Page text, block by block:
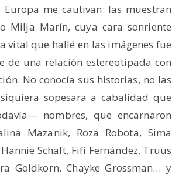
me cautivan: las muestran
Milja Marín, cuya cara sonriente
vital que hallé en las imágenes fue
de una relación estereotipada con
No conocía sus historias, no las
sopesara a cabalidad que
nombres, que encarnaron
Mazanik, Roza Robota, Sima
Schaft, Fifí Fernández, Truus
Goldkorn, Chayke Grossman… y